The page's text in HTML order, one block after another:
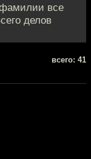
фамилии все
делов
всего: 41